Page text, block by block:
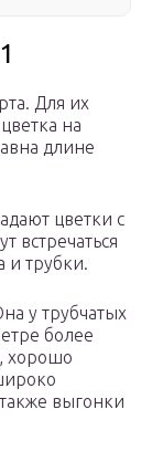
Для их
на
длине
цветки с
встречаться
и трубки.
у трубчатых
более
хорошо
выгонки